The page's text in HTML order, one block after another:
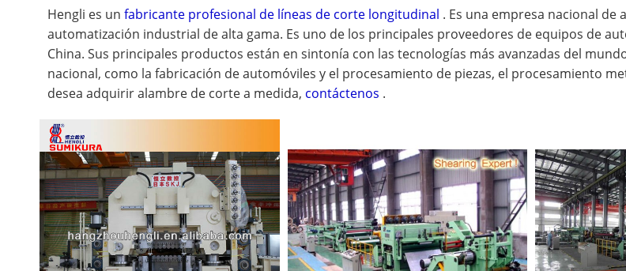
Hengli es un fabricante profesional de líneas de corte longitudinal . Es una empresa nacional de
automatización industrial de alta gama. Es uno de los principales proveedores de equipos de
China. Sus principales productos están en sintonía con las tecnologías más avanzadas del
nacional, como la fabricación de automóviles y el procesamiento de piezas, el procesamiento
desea adquirir alambre de corte a medida, contáctenos .